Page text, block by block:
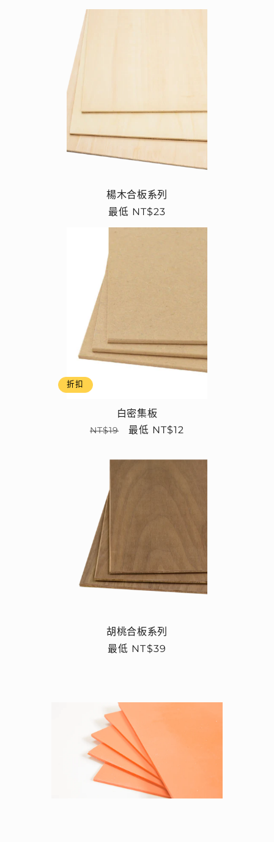
楊木合板系列
定
最低 NT$23
折扣
白密集板
定
NT$19
售
最低 NT$12
胡桃合板系列
定
最低 NT$39